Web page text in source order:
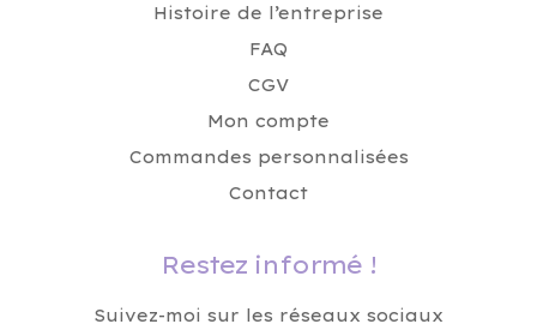
Histoire de l’entreprise
FAQ
CGV
Mon compte
Commandes personnalisées
Contact
Restez informé !
Suivez-moi sur les réseaux sociaux